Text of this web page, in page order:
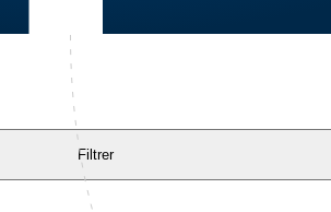
Filtrer